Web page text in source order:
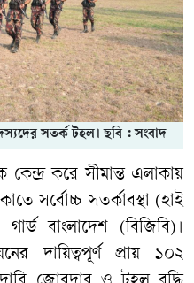
সতর্ক টহল। ছবি : সংবাদ
কেন্দ্র করে সীমান্ত এলাকায়
সর্বোচ্চ সতর্কাবস্থা (হাই
বাংলাদেশ (বিজিবি)।
দায়িত্বপূর্ণ প্রায় ১০২